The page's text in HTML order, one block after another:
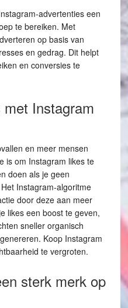
advertenties een
te bereiken. Met
op basis van
en gedrag. Dit helpt
en conversies te
Instagram
en meer mensen
is om Instagram likes te
doen als je geen
Instagram-algoritme
door deze aan meer
likes een boost te geven,
sneller organisch
Koop Instagram
te vergroten.
sterk merk op